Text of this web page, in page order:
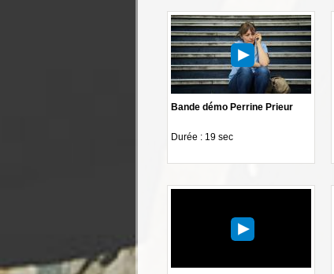
Bande démo Perrine Prieur
Durée : 19 sec